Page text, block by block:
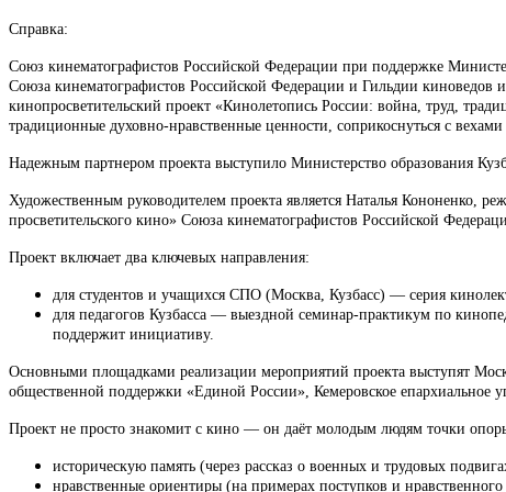
Справка:
Союз кинематографистов Российской Федерации при поддержке
Союза кинематографистов Российской Федерации и Гильдии киноведов
кинопросветительский проект «Кинолетопись России: война, труд,
традиционные духовно-нравственные ценности, соприкоснуться с
Надежным партнером проекта выступило Министерство образования
Художественным руководителем проекта является Наталья Кононенко,
просветительского кино» Союза кинематографистов Российской
Проект включает два ключевых направления:
для студентов и учащихся СПО (Москва, Кузбасс) — серия
для педагогов Кузбасса — выездной семинар-практикум по
поддержит инициативу.
Основными площадками реализации мероприятий проекта выступят
общественной поддержки «Единой России», Кемеровское епархиальное
Проект не просто знакомит с кино — он даёт молодым людям точки
историческую память (через рассказ о военных и трудовых
нравственные ориентиры (на примерах поступков и